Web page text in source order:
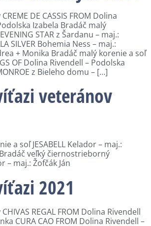
DE CASSIS FROM Dolina
Izabela Bradáč malý
STAR z Šardanu – maj.:
SILVER Bohemia Ness – maj.:
+ Monika Bradáč malý korenie a soľ
OF Dolina Rivendell – Podolska
z Bieleho domu – […]
veteránov
a soľ JESABELL Kelador – maj.:
veľký čiernostrieborný
– maj.: Žofčák Ján
2021
REGAL FROM Dolina Rivendell
CURA CAO FROM Dolina Rivendell –